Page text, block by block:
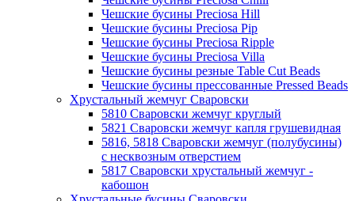
Чешские бусины Preciosa Hill
Чешские бусины Preciosa Pip
Чешские бусины Preciosa Ripple
Чешские бусины Preciosa Villa
Чешские бусины резные Table Cut Beads
Чешские бусины прессованные Pressed Beads
Хрустальный жемчуг Сваровски
5810 Сваровски жемчуг круглый
5821 Сваровски жемчуг капля грушевидная
5816, 5818 Сваровски жемчуг (полубусины)
с несквозным отверстием
5817 Сваровски хрустальный жемчуг -
кабошон